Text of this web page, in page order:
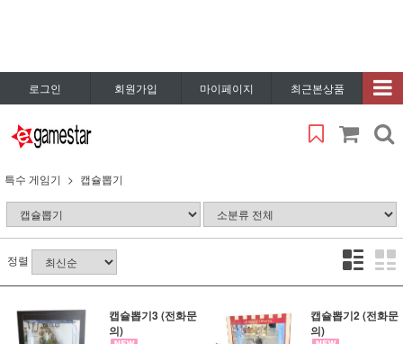
로그인 회원가입 마이페이지 최근본상품
특수 게임기 캡슐뽑기
정렬
캡슐뽑기3 (전화문
의)
캡슐뽑기2 (전화문
의)